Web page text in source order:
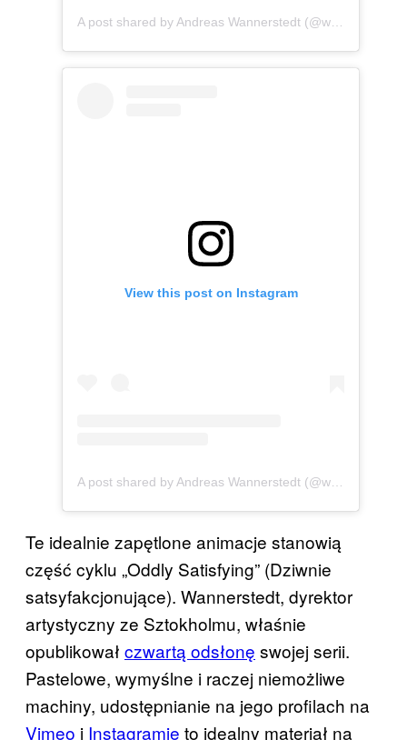
A post shared by Andreas Wannerstedt (@wannerstedt)
View this post on Instagram
Te idealnie zapętlone animacje stanowią
część cyklu „Oddly Satisfying” (Dziwnie
satsyfakcjonujące). Wannerstedt, dyrektor
artystyczny ze Sztokholmu, właśnie
opublikował czwartą odsłonę swojej serii.
Pastelowe, wymyślne i raczej niemożliwe
machiny, udostępnianie na jego profilach na
Vimeo i Instagramie to idealny materiał na